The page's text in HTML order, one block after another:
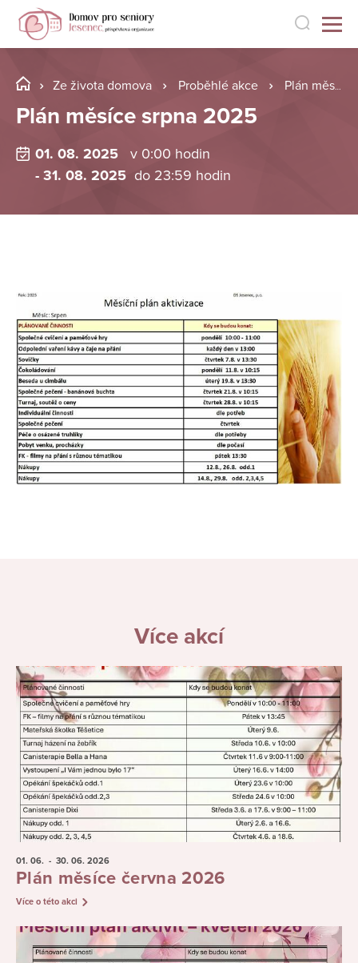
Ze života domova Proběhlé akce Plán měsíce srpna 2025
Plán měsíce srpna 2025
01. 08. 2025
v 0:00 hodin
- 31. 08. 2025 do 23:59 hodin
Více akcí
01. 06. - 30. 06. 2026
Plán měsíce června 2026
Více o této akci